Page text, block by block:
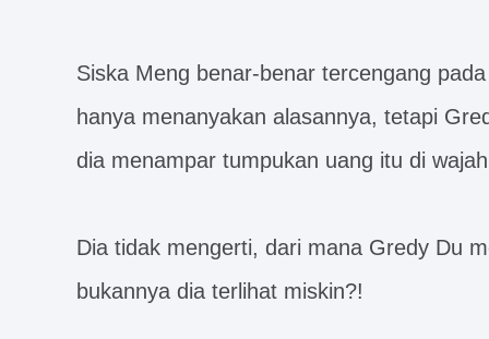
Siska Meng benar-benar tercengang
hanya menanyakan alasannya, tetapi
dia menampar tumpukan uang itu di
Dia tidak mengerti, dari mana Gredy Du
bukannya dia terlihat miskin?!